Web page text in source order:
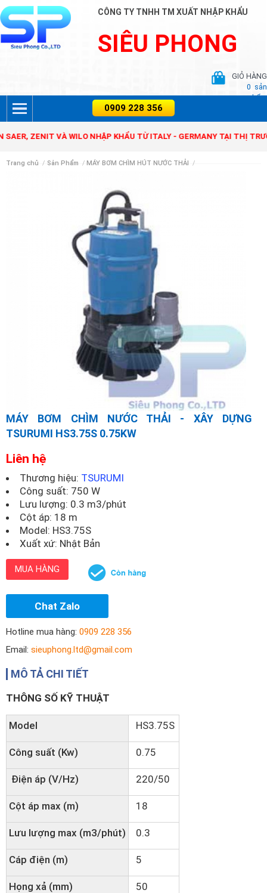
CÔNG TY TNHH TM XUẤT NHẬP KHẨU
SIÊU PHONG
GIỎ HÀNG
0 sản
phẩm
ZENIT VÀ WILO NHẬP KHẨU TỪ ITALY - GERMANY TẠI THỊ TRƯỜNG
Trang chủ / Sản Phẩm / MÁY BƠM CHÌM HÚT NƯỚC THẢI /
MÁY BƠM CHÌM NƯỚC THẢI - XÂY DỰNG
TSURUMI HS3.75S 0.75KW
Liên hệ
Thương hiệu: TSURUMI
Công suất: 750 W
Lưu lượng: 0.3 m3/phút
Cột áp: 18 m
Model: HS3.75S
Xuất xứ: Nhật Bản
MUA HÀNG
Chat Zalo
Hotline mua hàng: 0909 228 356
Email: sieuphong.ltd@gmail.com
MÔ TẢ CHI TIẾT
THÔNG SỐ KỸ THUẬT
Model HS3.75S
Công suất (Kw) 0.75
Điện áp (V/Hz) 220/50
Cột áp max (m) 18
Lưu lượng max (m3/phút) 0.3
Cáp điện (m) 5
Họng xả (mm) 50